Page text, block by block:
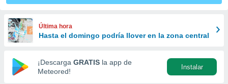
y
forma
digital
basada
Última hora
Hasta el domingo podría llover en la zona central
¡Descarga GRATIS la app de
Meteored!
Instalar